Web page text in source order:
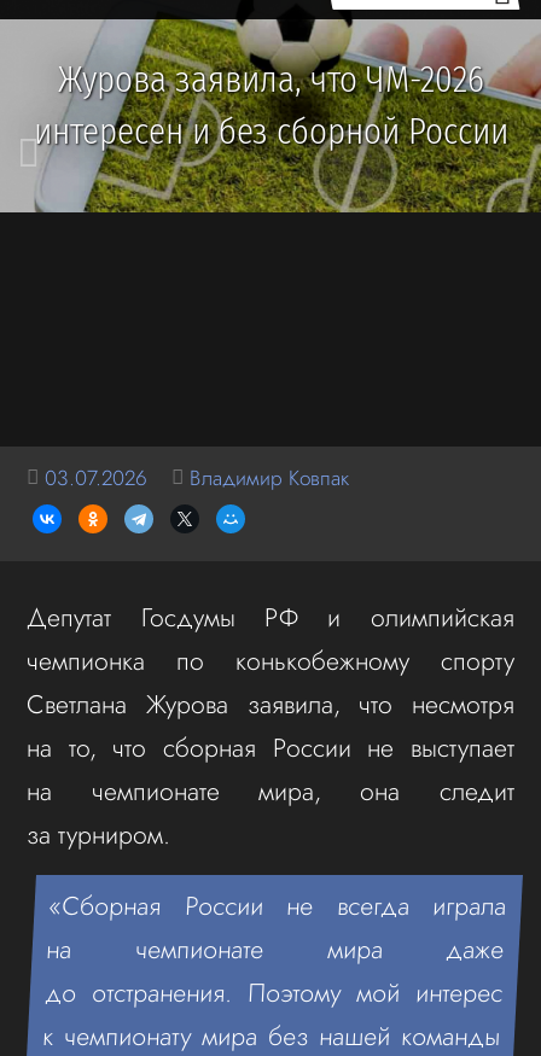
Журова заявила, что ЧМ-2026
интересен и без сборной России
03.07.2026 Владимир Ковпак
Депутат Госдумы РФ и олимпийская
чемпионка по конькобежному спорту
Cветлана Журова заявила, что несмотря
на то, что сборная России не выступает
на чемпионате мира, она следит
за турниром.
«Сборная России не всегда играла
на чемпионате мира даже
до отстранения. Поэтому мой интерес
к чемпионату мира без нашей команды